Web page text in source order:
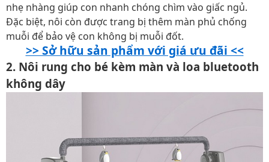
nhẹ nhàng giúp con nhanh chóng chìm vào giấc ngủ.
Đặc biệt, nôi còn được trang bị thêm màn phủ chống
muỗi để bảo vệ con không bị muỗi đốt.
>> Sở hữu sản phẩm với giá ưu đãi <<
2. Nôi rung cho bé kèm màn và loa bluetooth
không dây